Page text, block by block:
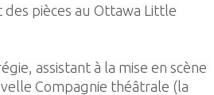
des pièces au Ottawa Little
assistant à la mise en scène
Compagnie théâtrale (la